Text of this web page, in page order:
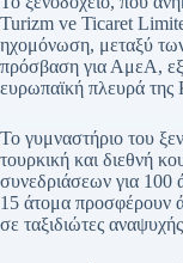
Turizm ve Ticaret
ηχομόνωση, μεταξύ
πρόσβαση για ΑμεΑ,
ευρωπαϊκή πλευρά της
Το γυμναστήριο του
τουρκική και διεθνή
συνεδριάσεων για 100
15 άτομα προσφέρουν
σε ταξιδιώτες